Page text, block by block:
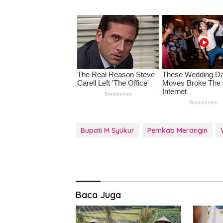
Bupati M Syukur Pemkab Merangin
Baca Juga